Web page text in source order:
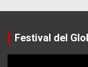
Festival del